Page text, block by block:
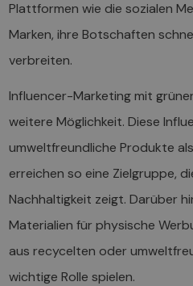
Plattformen wie die sozialen
Marken, ihre Botschaften
verbreiten.
Influencer-Marketing mit
weitere Möglichkeit. Diese
umweltfreundliche Produkte
erreichen so eine Zielgruppe,
Nachhaltigkeit zeigt. Darüber
Materialien für physische
aus recycelten oder
wichtige Rolle spielen.